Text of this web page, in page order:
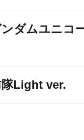
ダムユニコ
Light ver.